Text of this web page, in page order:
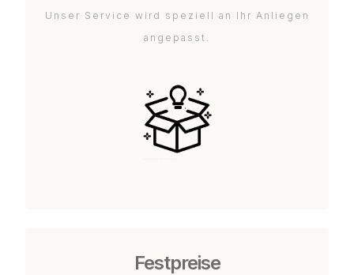
Unser Service wird speziell an Ihr Anliegen
angepasst.
Festpreise